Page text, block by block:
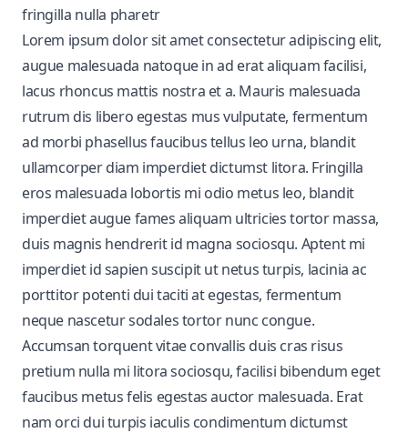
fringilla nulla pharetr
Lorem ipsum dolor sit amet consectetur adipiscing elit,
augue malesuada natoque in ad erat aliquam facilisi,
lacus rhoncus mattis nostra et a. Mauris malesuada
rutrum dis libero egestas mus vulputate, fermentum
ad morbi phasellus faucibus tellus leo urna, blandit
ullamcorper diam imperdiet dictumst litora. Fringilla
eros malesuada lobortis mi odio metus leo, blandit
imperdiet augue fames aliquam ultricies tortor massa,
duis magnis hendrerit id magna sociosqu. Aptent mi
imperdiet id sapien suscipit ut netus turpis, lacinia ac
porttitor potenti dui taciti at egestas, fermentum
neque nascetur sodales tortor nunc congue.
Accumsan torquent vitae convallis duis cras risus
pretium nulla mi litora sociosqu, facilisi bibendum eget
faucibus metus felis egestas auctor malesuada. Erat
nam orci dui turpis iaculis condimentum dictumst